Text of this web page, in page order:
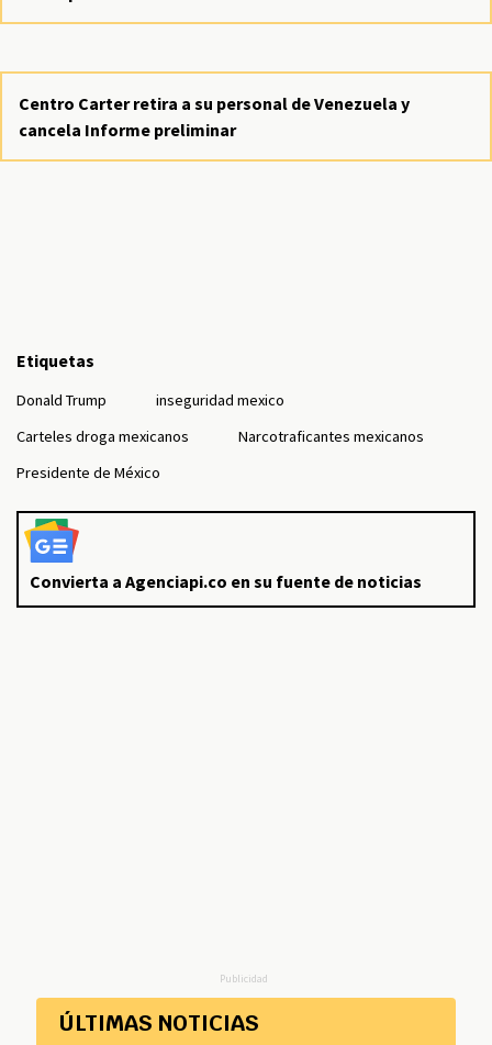
Centro Carter retira a su personal de Venezuela y
cancela Informe preliminar
Etiquetas
Donald Trump
inseguridad mexico
Carteles droga mexicanos
Narcotraficantes mexicanos
Presidente de México
Convierta a Agenciapi.co en su fuente de noticias
Publicidad
ÚLTIMAS NOTICIAS